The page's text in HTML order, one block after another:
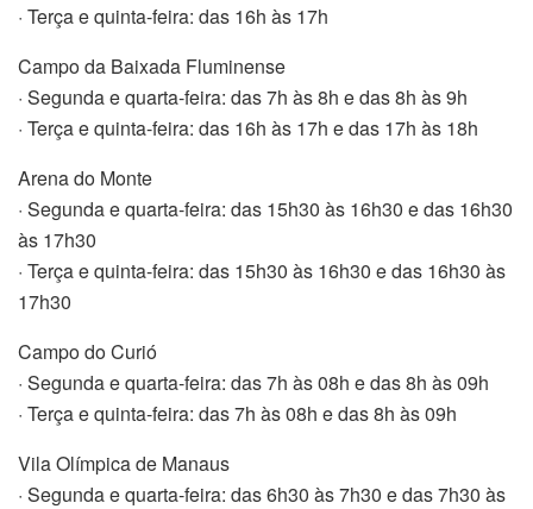
· Terça e quinta-feira: das 16h às 17h
Campo da Baixada Fluminense
· Segunda e quarta-feira: das 7h às 8h e das 8h às 9h
· Terça e quinta-feira: das 16h às 17h e das 17h às 18h
Arena do Monte
· Segunda e quarta-feira: das 15h30 às 16h30 e das 16h30
às 17h30
· Terça e quinta-feira: das 15h30 às 16h30 e das 16h30 às
17h30
Campo do Curió
· Segunda e quarta-feira: das 7h às 08h e das 8h às 09h
· Terça e quinta-feira: das 7h às 08h e das 8h às 09h
Vila Olímpica de Manaus
· Segunda e quarta-feira: das 6h30 às 7h30 e das 7h30 às